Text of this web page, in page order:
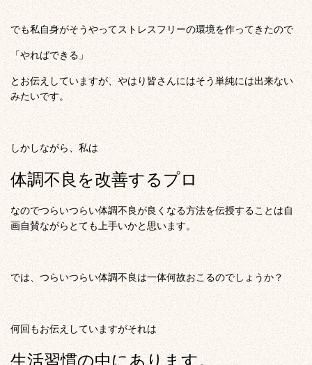
でも私自身がそうやってストレスフリーの環境を作ってきたので
「やればできる」
とお伝えしていますが、やはり皆さんにはそう単純には出来ない
みたいです。
しかしながら、私は
体調不良を改善するプロ
なのでつらいつらい体調不良が良くなる方法を伝授することは自
画自賛ながらとても上手いかと思います。
では、つらいつらい体調不良は一体何故おこるのでしょうか？
何回もお伝えしていますがそれは
生活習慣の中にあります。